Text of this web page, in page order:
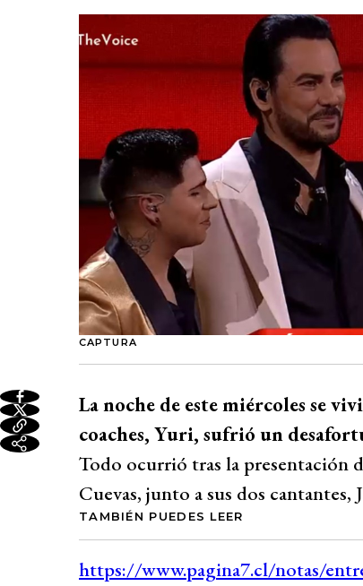
CAPTURA
La noche de este miércoles se
coaches, Yuri, sufrió un
Todo ocurrió tras la presentación
Cuevas, junto a sus dos
TAMBIÉN PUEDES LEER